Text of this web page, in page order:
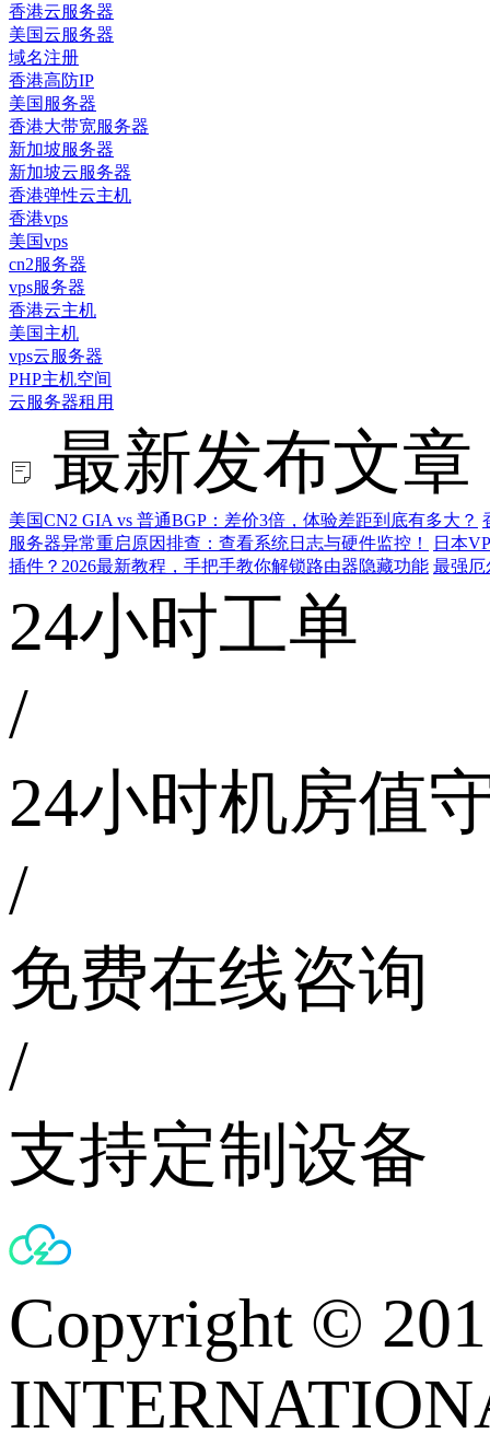
香港云服务器
美国云服务器
域名注册
香港高防IP
美国服务器
香港大带宽服务器
新加坡服务器
新加坡云服务器
香港弹性云主机
香港vps
美国vps
cn2服务器
vps服务器
香港云主机
美国主机
vps云服务器
PHP主机空间
云服务器租用
最新发布文章
美国CN2 GIA vs 普通BGP：差价3倍，体验差距到底有多大？
服务器异常重启原因排查：查看系统日志与硬件监控！
日本
插件？2026最新教程，手把手教你解锁路由器隐藏功能 最强厄
24小时工单
/
24小时机房值
/
免费在线咨询
/
支持定制设备
Copyright ©